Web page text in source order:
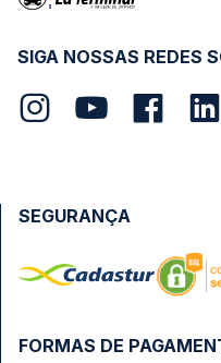
SIGA NOSSAS REDES
FORMAS DE
SEGURANÇA